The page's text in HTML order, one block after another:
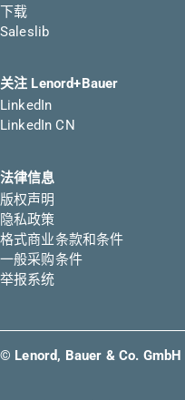
下载
Saleslib
关注 Lenord+Bauer
LinkedIn
LinkedIn CN
法律信息
版权声明
隐私政策
格式商业条款和条件
一般采购条件
举报系统
© Lenord, Bauer & Co. GmbH